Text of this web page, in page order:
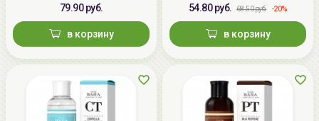
79.90 руб.
в корзину
54.80 руб. 68.50 руб. -20%
в корзину